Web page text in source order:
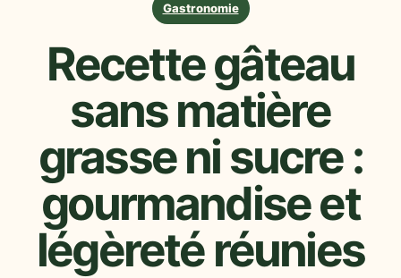
Gastronomie
Recette gâteau
sans matière
grasse ni sucre :
gourmandise et
légèreté réunies